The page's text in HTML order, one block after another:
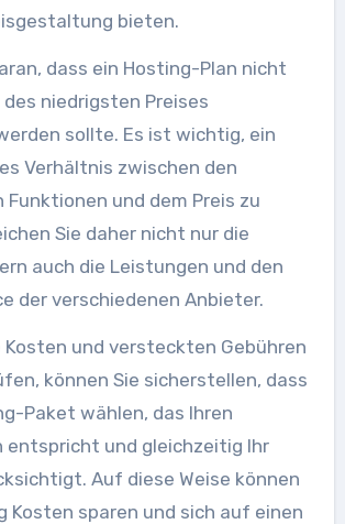
bieten.
dass ein Hosting-Plan nicht
niedrigsten Preises
sollte. Es ist wichtig, ein
Verhältnis zwischen den
und dem Preis zu
Sie daher nicht nur die
auch die Leistungen und den
der verschiedenen Anbieter.
Kosten und versteckten Gebühren
können Sie sicherstellen, dass
Paket wählen, das Ihren
entspricht und gleichzeitig Ihr
Auf diese Weise können
Kosten sparen und sich auf einen